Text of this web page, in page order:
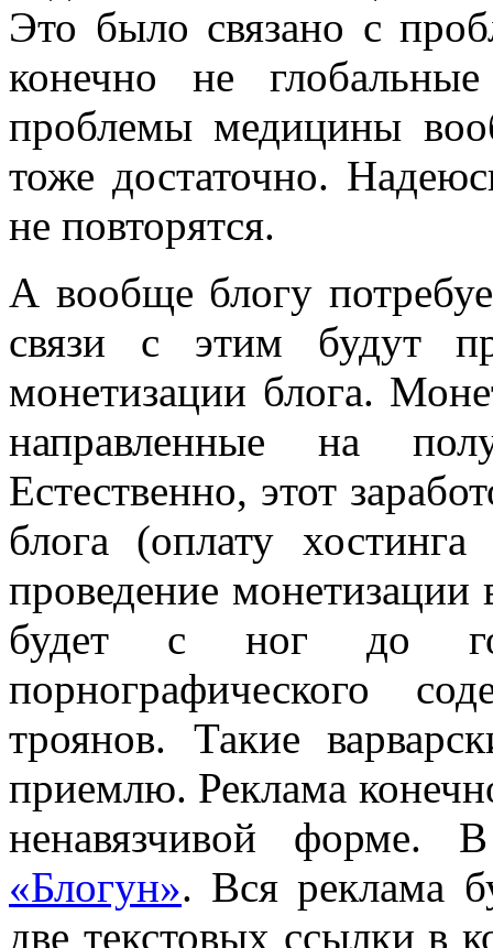
Это было связано с
конечно не
проблемы медицины
тоже достаточно.
не повторятся.
А вообще блогу
связи с этим будут
монетизации блога.
направленные на
Естественно, этот
блога (оплату
проведение монетизации
будет с ног до
порнографического
троянов. Такие
приемлю. Реклама
ненавязчивой форме.
«Блогун». Вся реклама
две текстовых ссылки в